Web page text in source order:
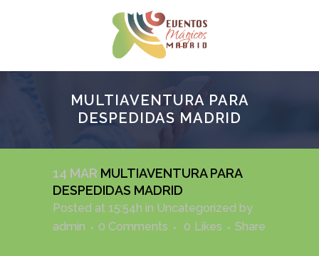
MULTIAVENTURA PARA
DESPEDIDAS MADRID
14 MAR MULTIAVENTURA PARA
DESPEDIDAS MADRID
Posted at 15:54h in Uncategorized by
admin
0 Comments 0 Likes Share